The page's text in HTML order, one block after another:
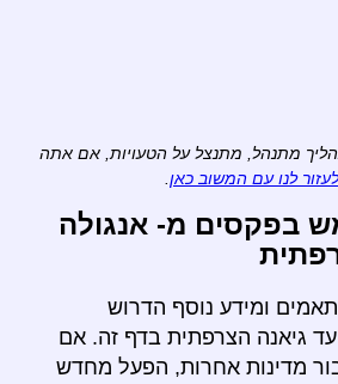
מתנהל, מתנצל על הטעויות, אם אתה
לעזור לנו עם המשוב כאן
בפקסים מ- אנגולה
ומידע נוסף הדרוש
גיאנה הצרפתית בדף זה. אם
מדינות אחרות, הפעל מחדש